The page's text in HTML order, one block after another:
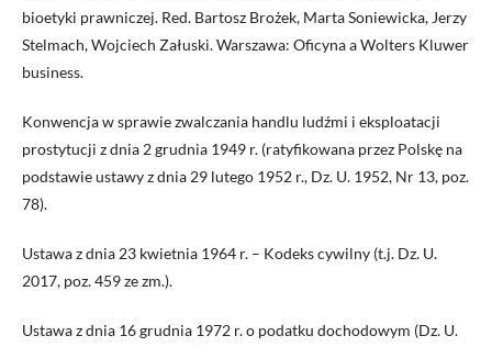
bioetyki prawniczej. Red. Bartosz Brożek, Marta Soniewicka, Jerzy
Stelmach, Wojciech Załuski. Warszawa: Oficyna a Wolters Kluwer
business.
Konwencja w sprawie zwalczania handlu ludźmi i eksploatacji
prostytucji z dnia 2 grudnia 1949 r. (ratyfikowana przez Polskę na
podstawie ustawy z dnia 29 lutego 1952 r., Dz. U. 1952, Nr 13, poz.
78).
Ustawa z dnia 23 kwietnia 1964 r. – Kodeks cywilny (t.j. Dz. U.
2017, poz. 459 ze zm.).
Ustawa z dnia 16 grudnia 1972 r. o podatku dochodowym (Dz. U.